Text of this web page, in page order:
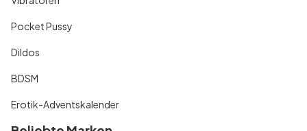
Pocket Pussy
Dildos
BDSM
Erotik-Adventskalender